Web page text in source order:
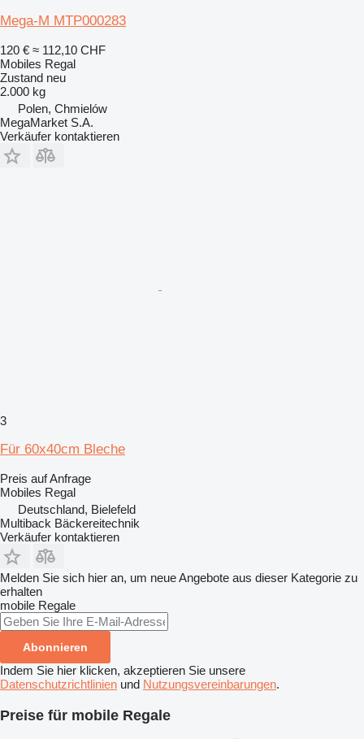
Mega-M MTP000283
120 € ≈ 112,10 CHF
Mobiles Regal
Zustand neu
2.000 kg
Polen, Chmielów
MegaMarket S.A.
Verkäufer kontaktieren
3
Für 60x40cm Bleche
Preis auf Anfrage
Mobiles Regal
Deutschland, Bielefeld
Multiback Bäckereitechnik
Verkäufer kontaktieren
Melden Sie sich hier an, um neue Angebote aus dieser Kategorie zu
erhalten
mobile Regale
Abonnieren
Indem Sie hier klicken, akzeptieren Sie unsere
Datenschutzrichtlinien und Nutzungsvereinbarungen.
Preise für mobile Regale